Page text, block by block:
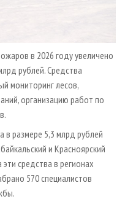
в 2026 году увеличено
рублей. Средства
мониторинг лесов,
организацию работ по
в размере 5,3 млрд рублей
и Красноярский
средства в регионах
570 специалистов